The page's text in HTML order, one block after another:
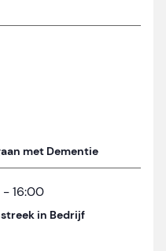
met Dementie
-16:00
in Bedrijf